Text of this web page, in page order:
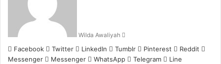
Wilda Awaliyah
Facebook Twitter LinkedIn Tumblr Pinterest
Reddit
Messenger
Messenger WhatsApp Telegram
Line